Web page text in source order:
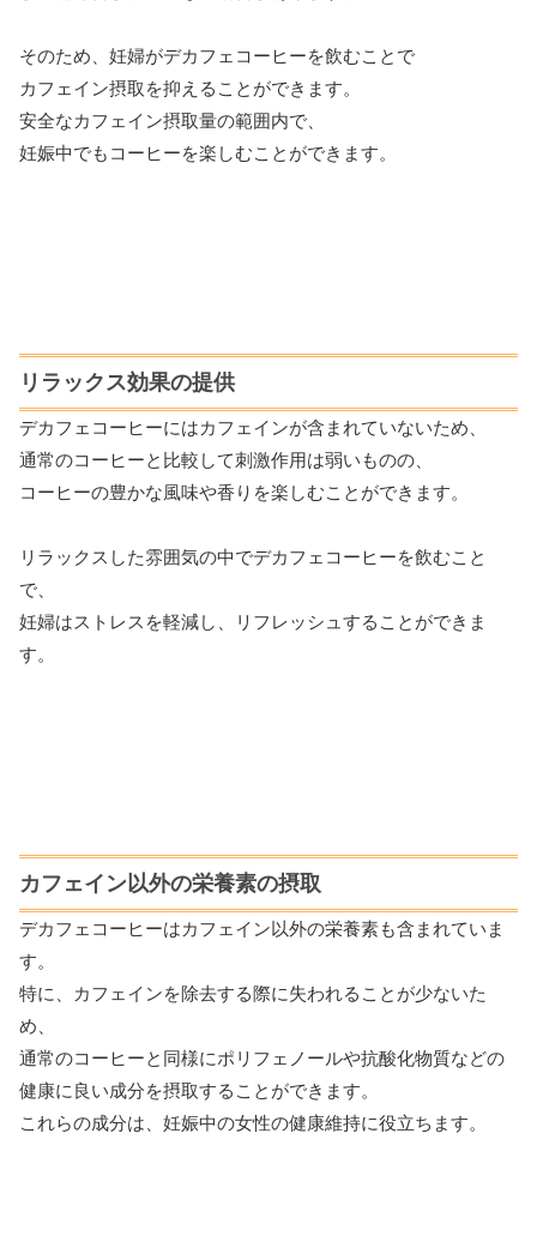
そのため、妊婦がデカフェコーヒーを飲むことで
カフェイン摂取を抑えることができます。
安全なカフェイン摂取量の範囲内で、
妊娠中でもコーヒーを楽しむことができます。
リラックス効果の提供
デカフェコーヒーにはカフェインが含まれていないため、
通常のコーヒーと比較して刺激作用は弱いものの、
コーヒーの豊かな風味や香りを楽しむことができます。
リラックスした雰囲気の中でデカフェコーヒーを飲むこと
で、
妊婦はストレスを軽減し、リフレッシュすることができま
す。
カフェイン以外の栄養素の摂取
デカフェコーヒーはカフェイン以外の栄養素も含まれていま
す。
特に、カフェインを除去する際に失われることが少ないた
め、
通常のコーヒーと同様にポリフェノールや抗酸化物質などの
健康に良い成分を摂取することができます。
これらの成分は、妊娠中の女性の健康維持に役立ちます。